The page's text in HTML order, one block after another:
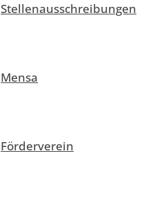
Stellenausschreibungen
Mensa
Förderverein